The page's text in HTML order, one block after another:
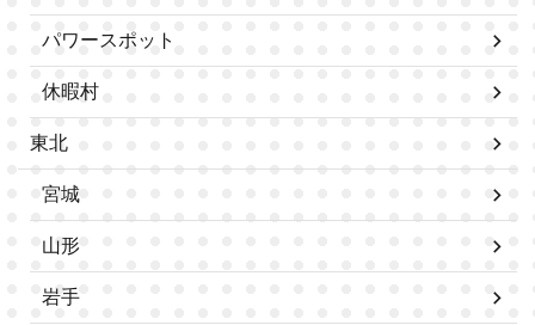
パワースポット
休暇村
東北
宮城
山形
岩手